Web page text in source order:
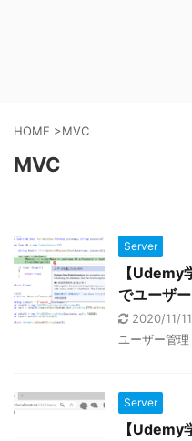
HOME >MVC
MVC
Server
【Udemy
でユーザ
2020/11/11
ユーザー管理
Server
【Udemy